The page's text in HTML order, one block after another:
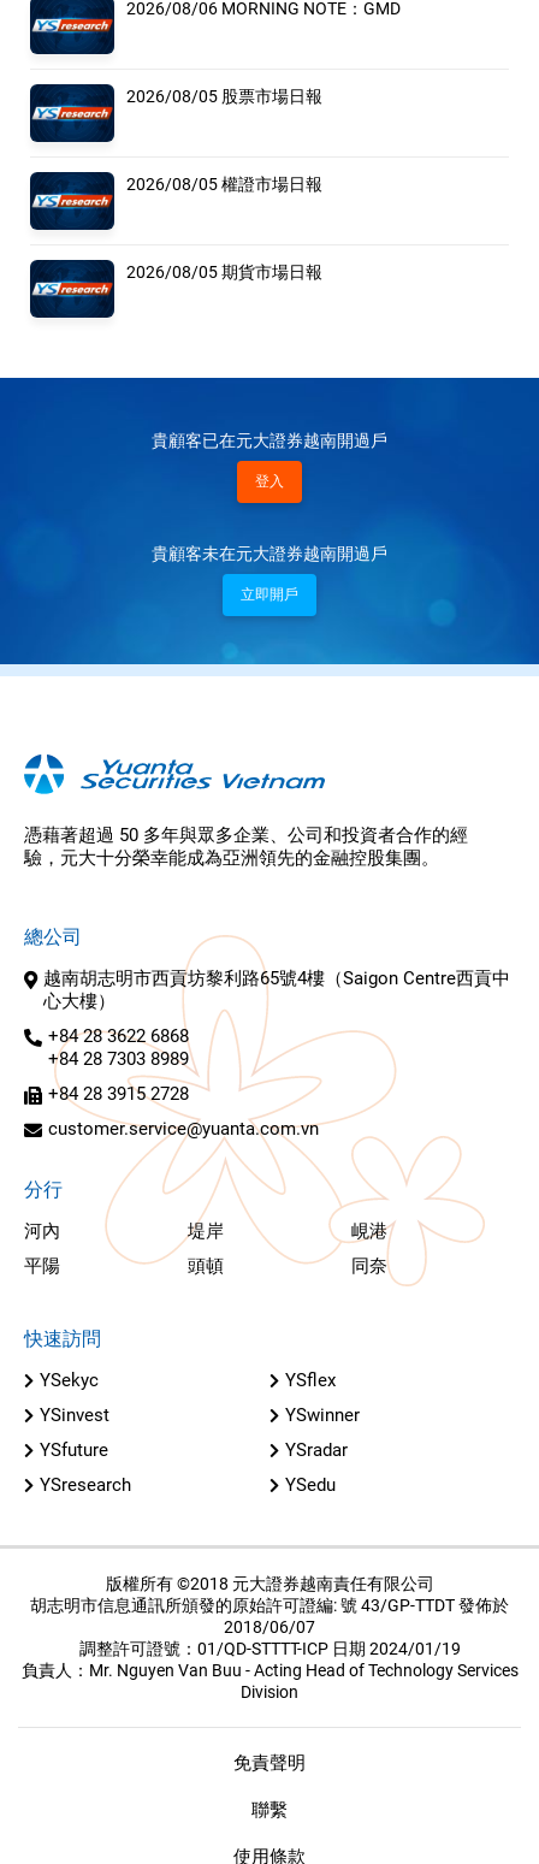
2026/08/06 MORNING NOTE：GMD
2026/08/05 股票市場日報
2026/08/05 權證市場日報
2026/08/05 期貨市場日報
貴顧客已在元大證券越南開過戶
登入
貴顧客未在元大證券越南開過戶
立即開戶
憑藉著超過 50 多年與眾多企業、公司和投資者合作的經
驗，元大十分榮幸能成為亞洲領先的金融控股集團。
總公司
越南胡志明市西貢坊黎利路65號4樓（Saigon Centre西貢中
心大樓）
+84 28 3622 6868
+84 28 7303 8989
+84 28 3915 2728
customer.service@yuanta.com.vn
分行
河內 堤岸
峴港
平陽
頭頓 同奈
快速訪問
YSekyc
YSflex
YSinvest
YSwinner
YSfuture
YSradar
YSresearch
YSedu
版權所有 ©2018 元大證券越南責任有限公司
胡志明市信息通訊所頒發的原始許可證編: 號 43/GP-TTDT 發佈於
2018/06/07
調整許可證號：01/QD-STTTT-ICP 日期 2024/01/19
負責人：Mr. Nguyen Van Buu - Acting Head of Technology Services
Division
免責聲明
聯繫
使用條款